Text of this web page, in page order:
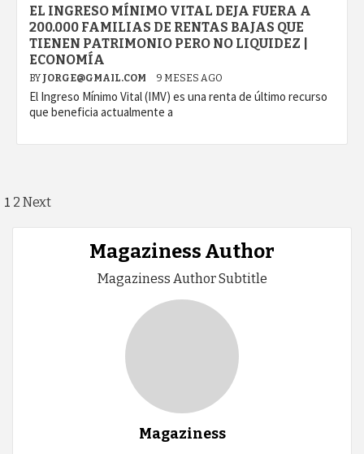
EL INGRESO MÍNIMO VITAL DEJA FUERA A
200.000 FAMILIAS DE RENTAS BAJAS QUE
TIENEN PATRIMONIO PERO NO LIQUIDEZ |
ECONOMÍA
BY JORGE@GMAIL.COM 9 MESES AGO
El Ingreso Mínimo Vital (IMV) es una renta de último recurso
que beneficia actualmente a
Paginación
de
entradas
1 2 Next
Magaziness Author
Magaziness Author Subtitle
Magaziness